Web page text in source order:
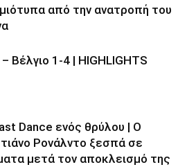
από την ανατροπή του
Βέλγιο 1-4 | HIGHLIGHTS
Dance ενός θρύλου | Ο
Ρονάλντο ξεσπά σε
μετά τον αποκλεισμό της